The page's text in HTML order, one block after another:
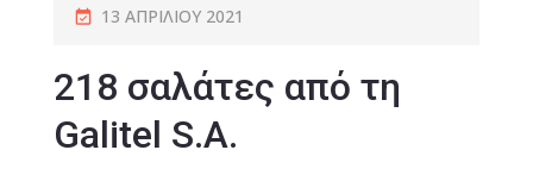
13 ΑΠΡΙΛΊΟΥ 2021
218 σαλάτες από τη
Galitel S.A.